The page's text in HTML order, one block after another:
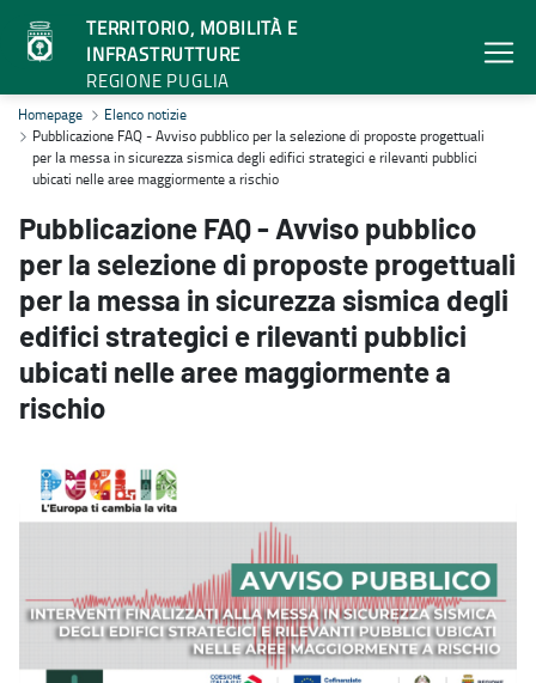
TERRITORIO, MOBILITÀ E
INFRASTRUTTURE
REGIONE PUGLIA
Pubblicazione FAQ - Avviso pubblico per la selezione di
Homepage
Elenco notizie
Pubblicazione FAQ - Avviso pubblico per la selezione di proposte progettuali
per la messa in sicurezza sismica degli edifici strategici e rilevanti pubblici
ubicati nelle aree maggiormente a rischio
Pubblicazione FAQ - Avviso pubblico
per la selezione di proposte progettuali
per la messa in sicurezza sismica degli
edifici strategici e rilevanti pubblici
ubicati nelle aree maggiormente a
rischio